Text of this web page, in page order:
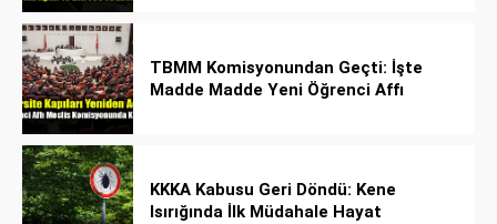
TBMM Komisyonundan Geçti: İşte
Madde Madde Yeni Öğrenci Affı
KKKA Kabusu Geri Döndü: Kene
Isırığında İlk Müdahale Hayat